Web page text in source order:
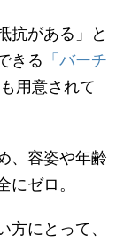
抗がある」と
きる 「バーチ
用意されて
、容姿や年齢
ゼロ。
にとって、